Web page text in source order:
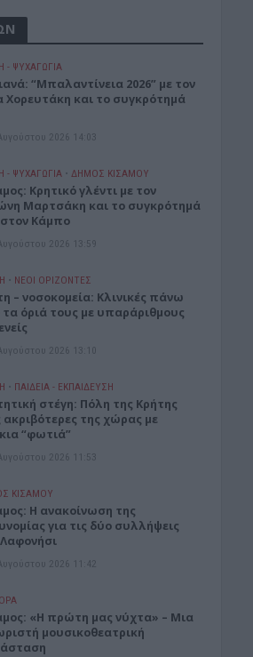
- ΨΥΧΑΓΩΓΊΑ
“Μπαλαντίνεια 2026” με τον
Χορευτάκη και το συγκρότημά
2026 14:03
- ΨΥΧΑΓΩΓΊΑ • ΔΉΜΟΣ ΚΙΣΆΜΟΥ
Κρητικό γλέντι με τον
Μαρτσάκη και το συγκρότημά
Κάμπο
2026 13:59
• ΝΕΟΙ ΟΡΙΖΟΝΤΕΣ
– νοσοκομεία: Κλινικές πάνω
όριά τους με υπαράριθμους
2026 13:10
• ΠΑΙΔΕΙΑ - ΕΚΠΑΙΔΕΥΣΗ
στέγη: Πόλη της Κρήτης
ακριβότερες της χώρας με
“φωτιά”
2026 11:53
ΚΙΣΆΜΟΥ
Η ανακοίνωση της
για τις δύο συλλήψεις
2026 11:42
«Η πρώτη μας νύχτα» – Μια
μουσικοθεατρική